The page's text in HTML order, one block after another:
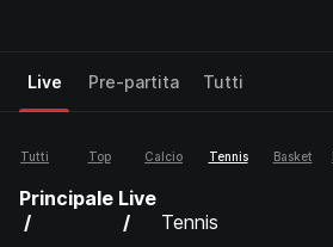
Live Pre-partita Tutti
Tutti Top Calcio Tennis Basket
Principale Live
Tennis